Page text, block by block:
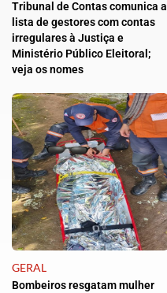
Tribunal de Contas comunica a
lista de gestores com contas
irregulares à Justiça e
Ministério Público Eleitoral;
veja os nomes
GERAL
Bombeiros resgatam mulher